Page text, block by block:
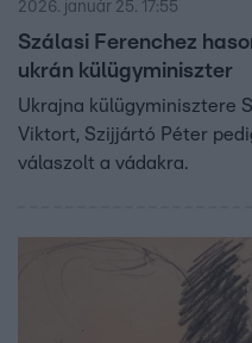
2026. január 25. 17:55
Szálasi Ferenchez
ukrán külügyminiszter
Ukrajna külügyminisztere
Viktort, Szijjártó Péter
válaszolt a vádakra.